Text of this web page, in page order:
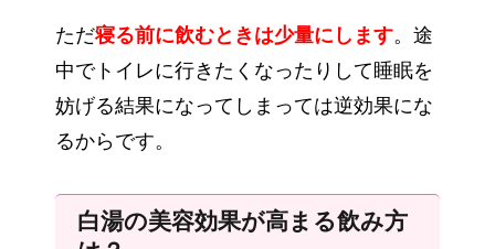
ただ寝る前に飲むときは少量にします。途
中でトイレに行きたくなったりして睡眠を
妨げる結果になってしまっては逆効果にな
るからです。
白湯の美容効果が高まる飲み方